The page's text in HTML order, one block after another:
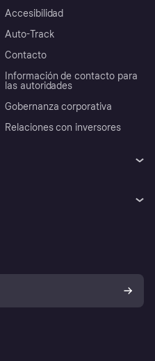
Accesibilidad
Auto-Track
Contacto
Información de contacto para
las autoridades
Gobernanza corporativa
Relaciones con inversores